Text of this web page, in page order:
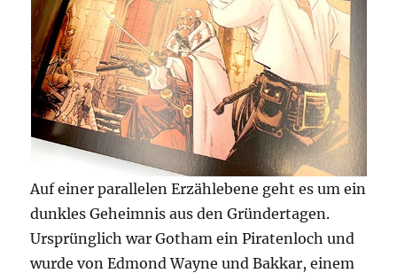
Auf einer parallelen Erzählebene geht es um ein
dunkles Geheimnis aus den Gründertagen.
Ursprünglich war Gotham ein Piratenloch und
wurde von Edmond Wayne und Bakkar, einem